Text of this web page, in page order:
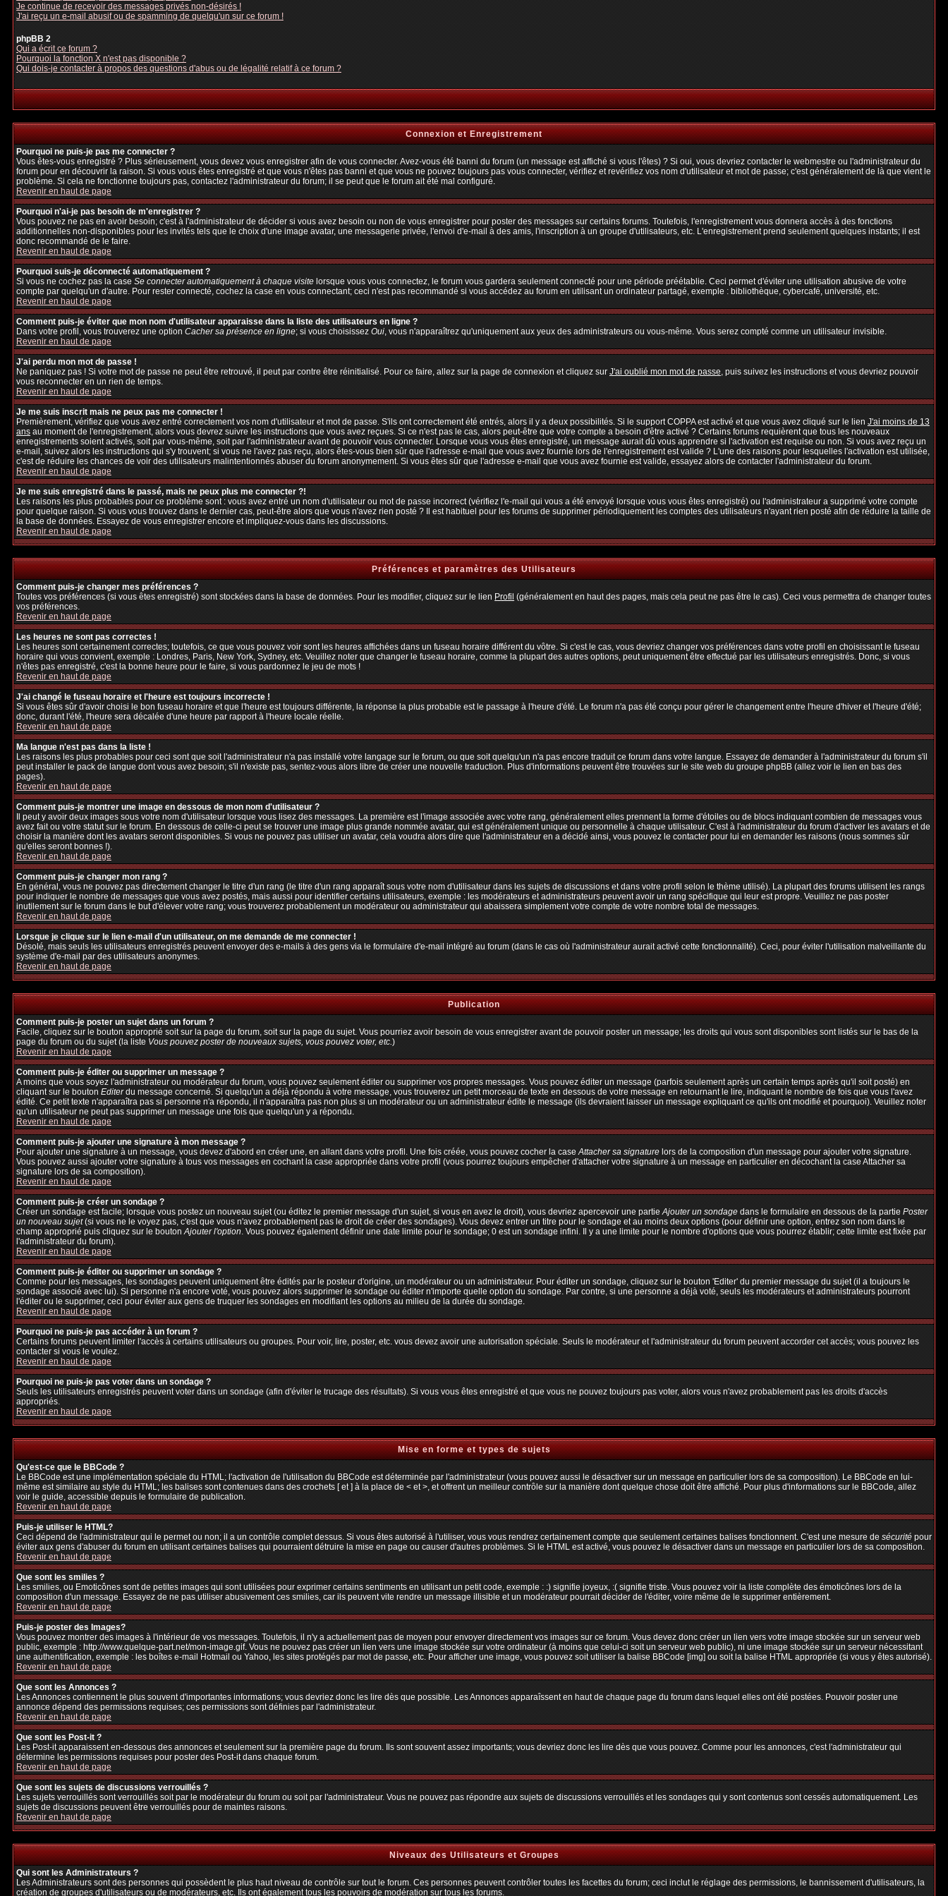
Je continue de recevoir des messages privés non-désirés !
J'ai reçu un e-mail abusif ou de spamming de quelqu'un sur ce forum !
phpBB 2
Qui a écrit ce forum ?
Pourquoi la fonction X n'est pas disponible ?
Qui dois-je contacter à propos des questions d'abus ou de légalité relatif à ce forum ?
Connexion et Enregistrement
Pourquoi ne puis-je pas me connecter ?
Vous êtes-vous enregistré ? Plus sérieusement, vous devez vous enregistrer afin de vous connecter. Avez-vous été banni du forum (un message est affiché si vous l'êtes) ? Si oui, vous devriez contacter le webmestre ou l'administrateur du
forum pour en découvrir la raison. Si vous vous êtes enregistré et que vous n'êtes pas banni et que vous ne pouvez toujours pas vous connecter, vérifiez et revérifiez vos nom d'utilisateur et mot de passe; c'est généralement de là que vient le
problème. Si cela ne fonctionne toujours pas, contactez l'administrateur du forum; il se peut que le forum ait été mal configuré.
Revenir en haut de page
Pourquoi n'ai-je pas besoin de m'enregistrer ?
Vous pouvez ne pas en avoir besoin; c'est à l'administrateur de décider si vous avez besoin ou non de vous enregistrer pour poster des messages sur certains forums. Toutefois, l'enregistrement vous donnera accès à des fonctions
additionnelles non-disponibles pour les invités tels que le choix d'une image avatar, une messagerie privée, l'envoi d'e-mail à des amis, l'inscription à un groupe d'utilisateurs, etc. L'enregistrement prend seulement quelques instants; il est
donc recommandé de le faire.
Revenir en haut de page
Pourquoi suis-je déconnecté automatiquement ?
Si vous ne cochez pas la caseSe connecter automatiquement à chaque visitelorsque vous vous connectez, le forum vous gardera seulement connecté pour une période préétablie. Ceci permet d'éviter une utilisation abusive de votre
compte par quelqu'un d'autre. Pour rester connecté, cochez la case en vous connectant; ceci n'est pas recommandé si vous accédez au forum en utilisant un ordinateur partagé, exemple : bibliothèque, cybercafé, université, etc.
Revenir en haut de page
Comment puis-je éviter que mon nom d'utilisateur apparaisse dans la liste des utilisateurs en ligne ?
Dans votre profil, vous trouverez une optionCacher sa présence en ligne; si vous choisissezOui, vous n'apparaîtrez qu'uniquement aux yeux des administrateurs ou vous-même. Vous serez compté comme un utilisateur invisible.
Revenir en haut de page
J'ai perdu mon mot de passe !
Ne paniquez pas ! Si votre mot de passe ne peut être retrouvé, il peut par contre être réinitialisé. Pour ce faire, allez sur la page de connexion et cliquez surJ'ai oublié mon mot de passe, puis suivez les instructions et vous devriez pouvoir
vous reconnecter en un rien de temps.
Revenir en haut de page
Je me suis inscrit mais ne peux pas me connecter !
Premièrement, vérifiez que vous avez entré correctement vos nom d'utilisateur et mot de passe. S'ils ont correctement été entrés, alors il y a deux possibilités. Si le support COPPA est activé et que vous avez cliqué sur le lienJ'ai moins de 13
ansau moment de l'enregistrement, alors vous devrez suivre les instructions que vous avez reçues. Si ce n'est pas le cas, alors peut-être que votre compte a besoin d'être activé ? Certains forums requièrent que tous les nouveaux
enregistrements soient activés, soit par vous-même, soit par l'administrateur avant de pouvoir vous connecter. Lorsque vous vous êtes enregistré, un message aurait dû vous apprendre si l'activation est requise ou non. Si vous avez reçu un
e-mail, suivez alors les instructions qui s'y trouvent; si vous ne l'avez pas reçu, alors êtes-vous bien sûr que l'adresse e-mail que vous avez fournie lors de l'enregistrement est valide ? L'une des raisons pour lesquelles l'activation est utilisée,
c'est de réduire les chances de voir des utilisateurs malintentionnés abuser du forum anonymement. Si vous êtes sûr que l'adresse e-mail que vous avez fournie est valide, essayez alors de contacter l'administrateur du forum.
Revenir en haut de page
Je me suis enregistré dans le passé, mais ne peux plus me connecter ?!
Les raisons les plus probables pour ce problème sont : vous avez entré un nom d'utilisateur ou mot de passe incorrect (vérifiez l'e-mail qui vous a été envoyé lorsque vous vous êtes enregistré) ou l'administrateur a supprimé votre compte
pour quelque raison. Si vous vous trouvez dans le dernier cas, peut-être alors que vous n'avez rien posté ? Il est habituel pour les forums de supprimer périodiquement les comptes des utilisateurs n'ayant rien posté afin de réduire la taille de
la base de données. Essayez de vous enregistrer encore et impliquez-vous dans les discussions.
Revenir en haut de page
Préférences et paramètres des Utilisateurs
Comment puis-je changer mes préférences ?
Toutes vos préférences (si vous êtes enregistré) sont stockées dans la base de données. Pour les modifier, cliquez sur le lienProfil(généralement en haut des pages, mais cela peut ne pas être le cas). Ceci vous permettra de changer toutes
vos préférences.
Revenir en haut de page
Les heures ne sont pas correctes !
Les heures sont certainement correctes; toutefois, ce que vous pouvez voir sont les heures affichées dans un fuseau horaire différent du vôtre. Si c'est le cas, vous devriez changer vos préférences dans votre profil en choisissant le fuseau
horaire qui vous convient, exemple : Londres, Paris, New York, Sydney, etc. Veuillez noter que changer le fuseau horaire, comme la plupart des autres options, peut uniquement être effectué par les utilisateurs enregistrés. Donc, si vous
n'êtes pas enregistré, c'est la bonne heure pour le faire, si vous pardonnez le jeu de mots !
Revenir en haut de page
J'ai changé le fuseau horaire et l'heure est toujours incorrecte !
Si vous êtes sûr d'avoir choisi le bon fuseau horaire et que l'heure est toujours différente, la réponse la plus probable est le passage à l'heure d'été. Le forum n'a pas été conçu pour gérer le changement entre l'heure d'hiver et l'heure d'été;
donc, durant l'été, l'heure sera décalée d'une heure par rapport à l'heure locale réelle.
Revenir en haut de page
Ma langue n'est pas dans la liste !
Les raisons les plus probables pour ceci sont que soit l'administrateur n'a pas installé votre langage sur le forum, ou que soit quelqu'un n'a pas encore traduit ce forum dans votre langue. Essayez de demander à l'administrateur du forum s'il
peut installer le pack de langue dont vous avez besoin; s'il n'existe pas, sentez-vous alors libre de créer une nouvelle traduction. Plus d'informations peuvent être trouvées sur le site web du groupe phpBB (allez voir le lien en bas des
pages).
Revenir en haut de page
Comment puis-je montrer une image en dessous de mon nom d'utilisateur ?
Il peut y avoir deux images sous votre nom d'utilisateur lorsque vous lisez des messages. La première est l'image associée avec votre rang, généralement elles prennent la forme d'étoiles ou de blocs indiquant combien de messages vous
avez fait ou votre statut sur le forum. En dessous de celle-ci peut se trouver une image plus grande nommée avatar, qui est généralement unique ou personnelle à chaque utilisateur. C'est à l'administrateur du forum d'activer les avatars et de
choisir la manière dont les avatars seront disponibles. Si vous ne pouvez pas utiliser un avatar, cela voudra alors dire que l'administrateur en a décidé ainsi, vous pouvez le contacter pour lui en demander les raisons (nous sommes sûr
qu'elles seront bonnes !).
Revenir en haut de page
Comment puis-je changer mon rang ?
En général, vous ne pouvez pas directement changer le titre d'un rang (le titre d'un rang apparaît sous votre nom d'utilisateur dans les sujets de discussions et dans votre profil selon le thème utilisé). La plupart des forums utilisent les rangs
pour indiquer le nombre de messages que vous avez postés, mais aussi pour identifier certains utilisateurs, exemple : les modérateurs et administrateurs peuvent avoir un rang spécifique qui leur est propre. Veuillez ne pas poster
inutilement sur le forum dans le but d'élever votre rang; vous trouverez probablement un modérateur ou administrateur qui abaissera simplement votre compte de votre nombre total de messages.
Revenir en haut de page
Lorsque je clique sur le lien e-mail d'un utilisateur, on me demande de me connecter !
Désolé, mais seuls les utilisateurs enregistrés peuvent envoyer des e-mails à des gens via le formulaire d'e-mail intégré au forum (dans le cas où l'administrateur aurait activé cette fonctionnalité). Ceci, pour éviter l'utilisation malveillante du
système d'e-mail par des utilisateurs anonymes.
Revenir en haut de page
Publication
Comment puis-je poster un sujet dans un forum ?
Facile, cliquez sur le bouton approprié soit sur la page du forum, soit sur la page du sujet. Vous pourriez avoir besoin de vous enregistrer avant de pouvoir poster un message; les droits qui vous sont disponibles sont listés sur le bas de la
page du forum ou du sujet (la listeVous pouvez poster de nouveaux sujets, vous pouvez voter, etc.)
Revenir en haut de page
Comment puis-je éditer ou supprimer un message ?
A moins que vous soyez l'administrateur ou modérateur du forum, vous pouvez seulement éditer ou supprimer vos propres messages. Vous pouvez éditer un message (parfois seulement après un certain temps après qu'il soit posté) en
cliquant sur le boutonEditerdu message concerné. Si quelqu'un a déjà répondu à votre message, vous trouverez un petit morceau de texte en dessous de votre message en retournant le lire, indiquant le nombre de fois que vous l'avez
édité. Ce petit texte n'apparaîtra pas si personne n'a répondu, il n'apparaîtra pas non plus si un modérateur ou un administrateur édite le message (ils devraient laisser un message expliquant ce qu'ils ont modifié et pourquoi). Veuillez noter
qu'un utilisateur ne peut pas supprimer un message une fois que quelqu'un y a répondu.
Revenir en haut de page
Comment puis-je ajouter une signature à mon message ?
Pour ajouter une signature à un message, vous devez d'abord en créer une, en allant dans votre profil. Une fois créée, vous pouvez cocher la caseAttacher sa signaturelors de la composition d'un message pour ajouter votre signature.
Vous pouvez aussi ajouter votre signature à tous vos messages en cochant la case appropriée dans votre profil (vous pourrez toujours empêcher d'attacher votre signature à un message en particulier en décochant la case Attacher sa
signature lors de sa composition).
Revenir en haut de page
Comment puis-je créer un sondage ?
Créer un sondage est facile; lorsque vous postez un nouveau sujet (ou éditez le premier message d'un sujet, si vous en avez le droit), vous devriez apercevoir une partieAjouter un sondagedans le formulaire en dessous de la partiePoster
un nouveau sujet(si vous ne le voyez pas, c'est que vous n'avez probablement pas le droit de créer des sondages). Vous devez entrer un titre pour le sondage et au moins deux options (pour définir une option, entrez son nom dans le
champ approprié puis cliquez sur le boutonAjouter l'option. Vous pouvez également définir une date limite pour le sondage; 0 est un sondage infini. Il y a une limite pour le nombre d'options que vous pourrez établir; cette limite est fixée par
l'administrateur du forum).
Revenir en haut de page
Comment puis-je éditer ou supprimer un sondage ?
Comme pour les messages, les sondages peuvent uniquement être édités par le posteur d'origine, un modérateur ou un administrateur. Pour éditer un sondage, cliquez sur le bouton 'Editer' du premier message du sujet (il a toujours le
sondage associé avec lui). Si personne n'a encore voté, vous pouvez alors supprimer le sondage ou éditer n'importe quelle option du sondage. Par contre, si une personne a déjà voté, seuls les modérateurs et administrateurs pourront
l'éditer ou le supprimer, ceci pour éviter aux gens de truquer les sondages en modifiant les options au milieu de la durée du sondage.
Revenir en haut de page
Pourquoi ne puis-je pas accéder à un forum ?
Certains forums peuvent limiter l'accès à certains utilisateurs ou groupes. Pour voir, lire, poster, etc. vous devez avoir une autorisation spéciale. Seuls le modérateur et l'administrateur du forum peuvent accorder cet accès; vous pouvez les
contacter si vous le voulez.
Revenir en haut de page
Pourquoi ne puis-je pas voter dans un sondage ?
Seuls les utilisateurs enregistrés peuvent voter dans un sondage (afin d'éviter le trucage des résultats). Si vous vous êtes enregistré et que vous ne pouvez toujours pas voter, alors vous n'avez probablement pas les droits d'accès
appropriés.
Revenir en haut de page
Mise en forme et types de sujets
Qu'est-ce que le BBCode ?
Le BBCode est une implémentation spéciale du HTML; l'activation de l'utilisation du BBCode est déterminée par l'administrateur (vous pouvez aussi le désactiver sur un message en particulier lors de sa composition). Le BBCode en lui-
même est similaire au style du HTML; les balises sont contenues dans des crochets [ et ] à la place de < et >, et offrent un meilleur contrôle sur la manière dont quelque chose doit être affiché. Pour plus d'informations sur le BBCode, allez
voir le guide, accessible depuis le formulaire de publication.
Revenir en haut de page
Puis-je utiliser le HTML?
Ceci dépend de l'administrateur qui le permet ou non; il a un contrôle complet dessus. Si vous êtes autorisé à l'utiliser, vous vous rendrez certainement compte que seulement certaines balises fonctionnent. C'est une mesure desécuritépour
éviter aux gens d'abuser du forum en utilisant certaines balises qui pourraient détruire la mise en page ou causer d'autres problèmes. Si le HTML est activé, vous pouvez le désactiver dans un message en particulier lors de sa composition.
Revenir en haut de page
Que sont les smilies ?
Les smilies, ou Emoticônes sont de petites images qui sont utilisées pour exprimer certains sentiments en utilisant un petit code, exemple : :) signifie joyeux, :( signifie triste. Vous pouvez voir la liste complète des émoticônes lors de la
composition d'un message. Essayez de ne pas utiliser abusivement ces smilies, car ils peuvent vite rendre un message illisible et un modérateur pourrait décider de l'éditer, voire même de le supprimer entièrement.
Revenir en haut de page
Puis-je poster des Images?
Vous pouvez montrer des images à l'intérieur de vos messages. Toutefois, il n'y a actuellement pas de moyen pour envoyer directement vos images sur ce forum. Vous devez donc créer un lien vers votre image stockée sur un serveur web
public, exemple : http://www.quelque-part.net/mon-image.gif. Vous ne pouvez pas créer un lien vers une image stockée sur votre ordinateur (à moins que celui-ci soit un serveur web public), ni une image stockée sur un serveur nécessitant
une authentification, exemple : les boîtes e-mail Hotmail ou Yahoo, les sites protégés par mot de passe, etc. Pour afficher une image, vous pouvez soit utiliser la balise BBCode [img] ou soit la balise HTML appropriée (si vous y êtes autorisé).
Revenir en haut de page
Que sont les Annonces ?
Les Annonces contiennent le plus souvent d'importantes informations; vous devriez donc les lire dès que possible. Les Annonces apparaîssent en haut de chaque page du forum dans lequel elles ont été postées. Pouvoir poster une
annonce dépend des permissions requises; ces permissions sont définies par l'administrateur.
Revenir en haut de page
Que sont les Post-it ?
Les Post-it apparaissent en-dessous des annonces et seulement sur la première page du forum. Ils sont souvent assez importants; vous devriez donc les lire dès que vous pouvez. Comme pour les annonces, c'est l'administrateur qui
détermine les permissions requises pour poster des Post-it dans chaque forum.
Revenir en haut de page
Que sont les sujets de discussions verrouillés ?
Les sujets verrouillés sont verrouillés soit par le modérateur du forum ou soit par l'administrateur. Vous ne pouvez pas répondre aux sujets de discussions verrouillés et les sondages qui y sont contenus sont cessés automatiquement. Les
sujets de discussions peuvent être verrouillés pour de maintes raisons.
Revenir en haut de page
Niveaux des Utilisateurs et Groupes
Qui sont les Administrateurs ?
Les Administrateurs sont des personnes qui possèdent le plus haut niveau de contrôle sur tout le forum. Ces personnes peuvent contrôler toutes les facettes du forum; ceci inclut le réglage des permissions, le bannissement d'utilisateurs, la
création de groupes d'utilisateurs ou de modérateurs, etc. Ils ont également tous les pouvoirs de modération sur tous les forums.